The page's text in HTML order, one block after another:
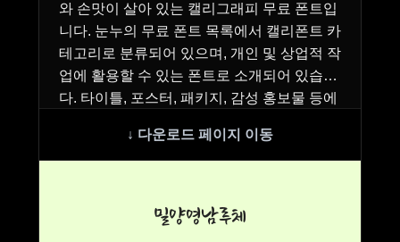
와 손맛이 살아 있는 캘리그래피 무료 폰트입
니다. 눈누의 무료 폰트 목록에서 캘리폰트 카
테고리로 분류되어 있으며, 개인 및 상업적 작
업에 활용할 수 있는 폰트로 소개되어 있습니
다. 타이틀, 포스터, 패키지, 감성 홍보물 등에
밀양영남루체